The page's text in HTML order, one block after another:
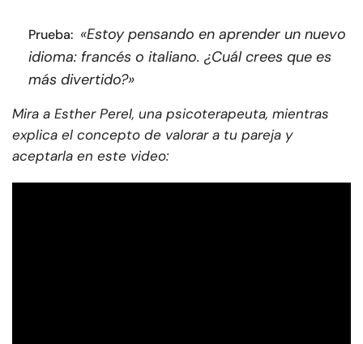
Prueba: «Estoy pensando en aprender un nuevo
idioma: francés o italiano. ¿Cuál crees que es
más divertido?»
Mira a Esther Perel, una psicoterapeuta, mientras
explica el concepto de valorar a tu pareja y
aceptarla en este video: